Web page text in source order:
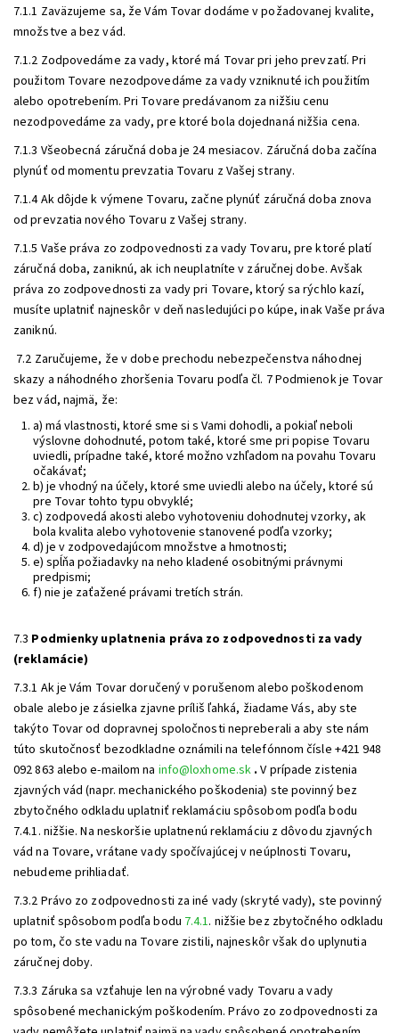
7.1.1 Zaväzujeme sa, že Vám Tovar dodáme v požadovanej kvalite,
množstve a bez vád.
7.1.2 Zodpovedáme za vady, ktoré má Tovar pri jeho prevzatí. Pri
použitom Tovare nezodpovedáme za vady vzniknuté ich použitím
alebo opotrebením. Pri Tovare predávanom za nižšiu cenu
nezodpovedáme za vady, pre ktoré bola dojednaná nižšia cena.
7.1.3 Všeobecná záručná doba je 24 mesiacov. Záručná doba začína
plynúť od momentu prevzatia Tovaru z Vašej strany.
7.1.4 Ak dôjde k výmene Tovaru, začne plynúť záručná doba znova
od prevzatia nového Tovaru z Vašej strany.
7.1.5 Vaše práva zo zodpovednosti za vady Tovaru, pre ktoré platí
záručná doba, zaniknú, ak ich neuplatníte v záručnej dobe. Avšak
práva zo zodpovednosti za vady pri Tovare, ktorý sa rýchlo kazí,
musíte uplatniť najneskôr v deň nasledujúci po kúpe, inak Vaše práva
zaniknú.
7.2 Zaručujeme, že v dobe prechodu nebezpečenstva náhodnej
skazy a náhodného zhoršenia Tovaru podľa čl. 7 Podmienok je Tovar
bez vád, najmä, že:
a) má vlastnosti, ktoré sme si s Vami dohodli, a pokiaľ neboli
výslovne dohodnuté, potom také, ktoré sme pri popise Tovaru
uviedli, prípadne také, ktoré možno vzhľadom na povahu Tovaru
očakávať;
b) je vhodný na účely, ktoré sme uviedli alebo na účely, ktoré sú
pre Tovar tohto typu obvyklé;
c) zodpovedá akosti alebo vyhotoveniu dohodnutej vzorky, ak
bola kvalita alebo vyhotovenie stanovené podľa vzorky;
d) je v zodpovedajúcom množstve a hmotnosti;
e) spĺňa požiadavky na neho kladené osobitnými právnymi
predpismi;
f) nie je zaťažené právami tretích strán.
7.3 Podmienky uplatnenia práva zo zodpovednosti za vady
(reklamácie)
7.3.1 Ak je Vám Tovar doručený v porušenom alebo poškodenom
obale alebo je zásielka zjavne príliš ľahká, žiadame Vás, aby ste
takýto Tovar od dopravnej spoločnosti nepreberali a aby ste nám
túto skutočnosť bezodkladne oznámili na telefónnom čísle +421 948
092 863 alebo e-mailom na info@loxhome.sk .V prípade zistenia
zjavných vád (napr. mechanického poškodenia) ste povinný bez
zbytočného odkladu uplatniť reklamáciu spôsobom podľa bodu
7.4.1. nižšie. Na neskoršie uplatnenú reklamáciu z dôvodu zjavných
vád na Tovare, vrátane vady spočívajúcej v neúplnosti Tovaru,
nebudeme prihliadať.
7.3.2 Právo zo zodpovednosti za iné vady (skryté vady), ste povinný
uplatniť spôsobom podľa bodu 7.4.1. nižšie bez zbytočného odkladu
po tom, čo ste vadu na Tovare zistili, najneskôr však do uplynutia
záručnej doby.
7.3.3 Záruka sa vzťahuje len na výrobné vady Tovaru a vady
spôsobené mechanickým poškodením. Právo zo zodpovednosti za